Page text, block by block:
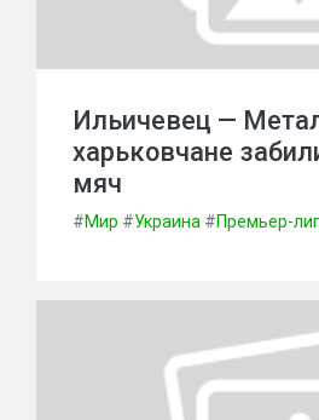
Ильичевец —
харьковчане
мяч
#Мир #Украина #Премьер-